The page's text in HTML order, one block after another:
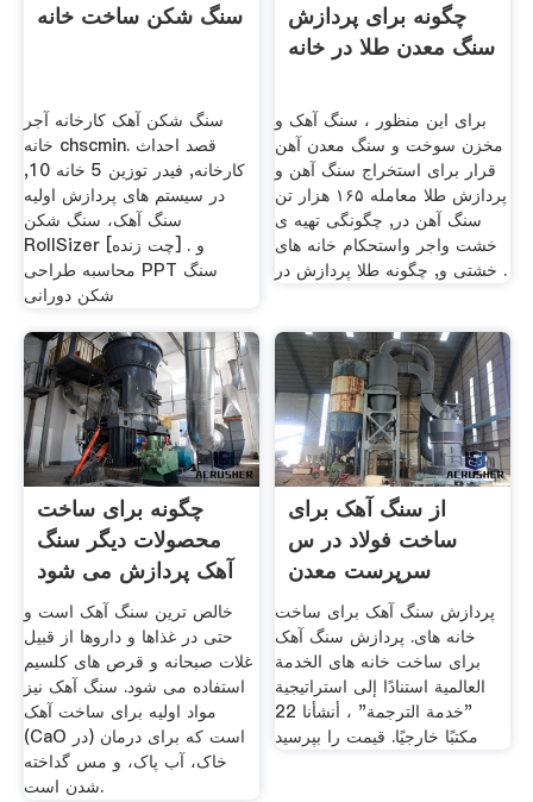
سنگ شکن ساخت خانه
سنگ شکن آهک کارخانه آجر
خانه chscmin. قصد احداث
کارخانه, فیدر توزین 5 خانه 10,
در سیستم های پردازش اولیه
سنگ آهک، سنگ شکن
RollSizer و . [چت زنده]
محاسبه طراحی PPT سنگ
شکن دورانی
چگونه برای پردازش
سنگ معدن طلا در خانه
برای این منظور ، سنگ آهک و
مخزن سوخت و سنگ معدن آهن
قرار برای استخراج سنگ آهن و
پردازش طلا معامله ۱۶۵ هزار تن
سنگ آهن در, چگونگی تهیه ی
خشت واجر واستحکام خانه های
خشتی و, چگونه طلا پردازش در .
چگونه برای ساخت
محصولات دیگر سنگ
آهک پردازش می شود
خالص ترین سنگ آهک است و
حتی در غذاها و داروها از قبیل
غلات صبحانه و قرص های کلسیم
استفاده می شود. سنگ آهک نیز
مواد اولیه برای ساخت آهک
(CaO در) است که برای درمان
خاک، آب پاک، و مس گداخته
شدن است.
از سنگ آهک برای
ساخت فولاد در س
سرپرست معدن
پردازش سنگ آهک برای ساخت
خانه های. پردازش سنگ آهک
برای ساخت خانه های الخدمة
العالمية استنادًا إلى استراتيجية
"خدمة الترجمة" ، أنشأنا 22
مكتبًا خارجيًا. قیمت را بپرسید